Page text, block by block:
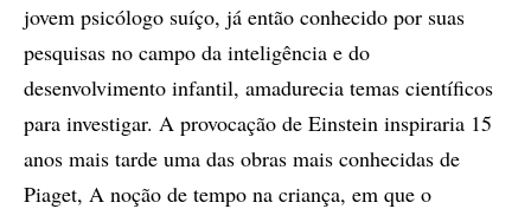
jovem psicólogo suíço, já então conhecido por suas
pesquisas no campo da inteligência e do
desenvolvimento infantil, amadurecia temas científicos
para investigar. A provocação de Einstein inspiraria 15
anos mais tarde uma das obras mais conhecidas de
Piaget, A noção de tempo na criança, em que o